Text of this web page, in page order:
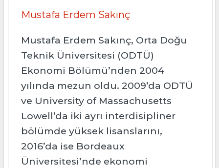
Mustafa Erdem Sakınç
Mustafa Erdem Sakınç, Orta Doğu
Teknik Üniversitesi (ODTÜ)
Ekonomi Bölümü’nden 2004
yılında mezun oldu. 2009’da ODTÜ
ve University of Massachusetts
Lowell’da iki ayrı interdisipliner
bölümde yüksek lisanslarını,
2016’da ise Bordeaux
Üniversitesi’nde ekonomi